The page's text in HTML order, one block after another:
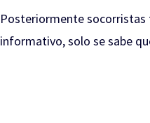
Posteriormente socorristas
informativo, solo se sabe